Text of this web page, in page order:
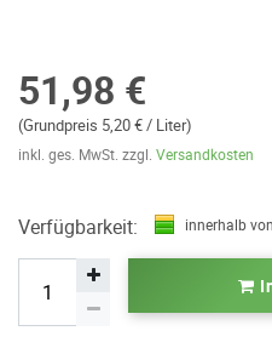
51,98 €
(Grundpreis 5,20 € / Liter)
inkl. ges. MwSt. zzgl. Versandkosten
Verfügbarkeit: innerhalb